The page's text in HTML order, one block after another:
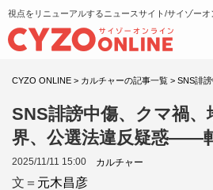
視点をリニューアルするニュースサイト/サイゾーオ
CYZO ONLINE > カルチャーの記事一覧 > SNS誹
SNS誹謗中傷、クマ禍、
界、公選法違反疑惑——
2025/11/11 15:00 カルチャー
文＝ 元木昌彦